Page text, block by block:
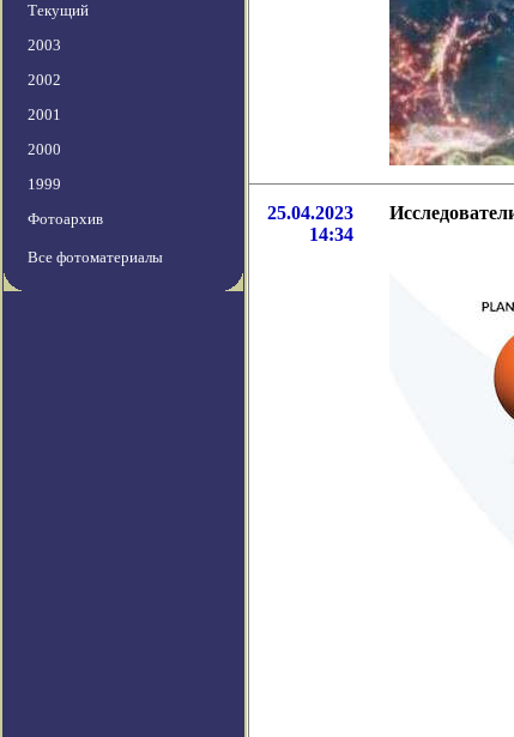
Текущий
2003
2002
2001
2000
1999
Фотоархив
Все фотоматериалы
25.04.2023
14:34